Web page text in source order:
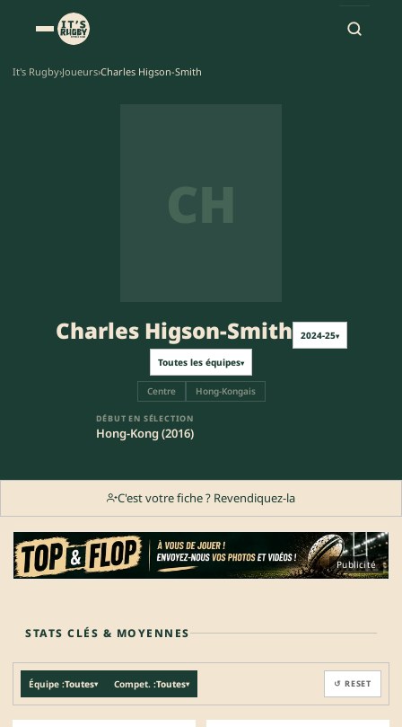
It's Rugby›Joueurs›Charles Higson-Smith
CH
Charles Higson-Smith 2024-25▾
Toutes les équipes▾
Centre Hong-Kongais
DÉBUT EN SÉLECTION
Hong-Kong (2016)
C'est votre fiche ? Revendiquez-la
Publicité
STATS CLÉS & MOYENNES
Équipe :Toutes▾ Compet. :Toutes▾ ↺ RESET